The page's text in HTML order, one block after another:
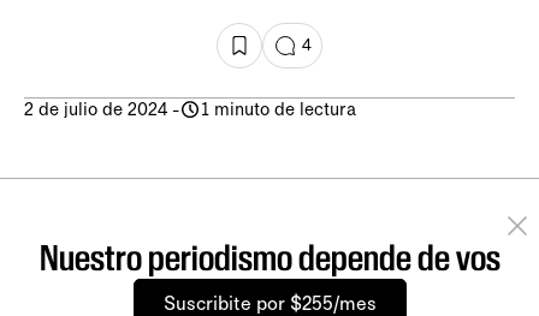
4
2 de julio de 2024 - 1 minuto de lectura
Nuestro periodismo depende de vos
Suscribite por $255/mes